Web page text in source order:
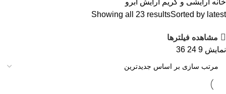
خانه آرایشی و گریم
آرایش ابرو
Showing all 23 resultsSorted by latest
مشاهده فیلترها
نمایش 9
24
36